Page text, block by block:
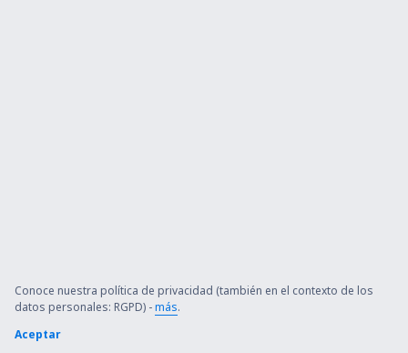
Conoce nuestra política de privacidad (también en el contexto de los
datos personales: RGPD) -más.
Aceptar